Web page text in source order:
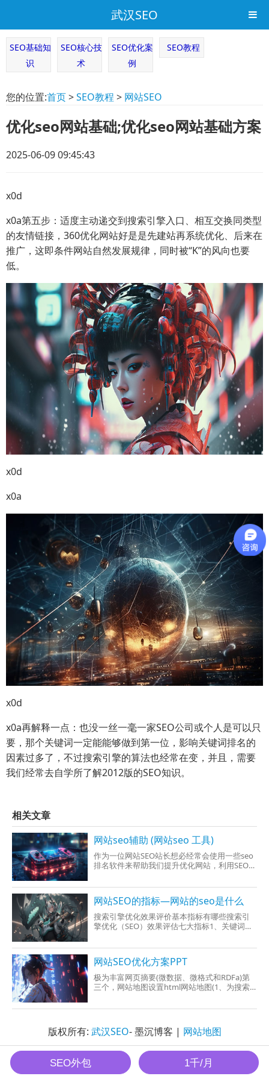
武汉SEO
SEO基础知
识
SEO核心技
术
SEO优化案
例
SEO教程
您的位置:首页>SEO教程 > 网站SEO
优化seo网站基础;优化seo网站基础方案
2025-06-09 09:45:43
x0d
x0a第五步：适度主动递交到搜索引擎入口、相互交换同类型
的友情链接，360优化网站好是是先建站再系统优化、后来在
推广，这即条件网站自然发展规律，同时被“K”的风向也要
低。
x0d
x0a
x0d
x0a再解释一点：也没一丝一毫一家SEO公司或个人是可以只
要，那个关键词一定能能够做到第一位，影响关键词排名的
因素过多了，不过搜索引擎的算法也经常在变，并且，需要
我们经常去自学所了解2012版的SEO知识。
相关文章
网站seo辅助 (网站seo 工具)
作为一位网站SEO站长想必经常会使用一些seo
排名软件来帮助我们提升优化网站，利用SEO工
网站SEO的指标—网站的seo是什么
搜索引擎优化效果评价基本指标有哪些搜索引
擎优化（SEO）效果评估七大指标1、关键词排
量（
网站SEO优化方案PPT
极为丰富网页摘要(微数据、微格式和RDFa)第
三个，网站地图设置html网站地图(1、为搜索
版权所有: 武汉SEO- 墨沉博客 | 网站地图
墨沉SEO All Rights Reserved.
SEO外包 1千/月